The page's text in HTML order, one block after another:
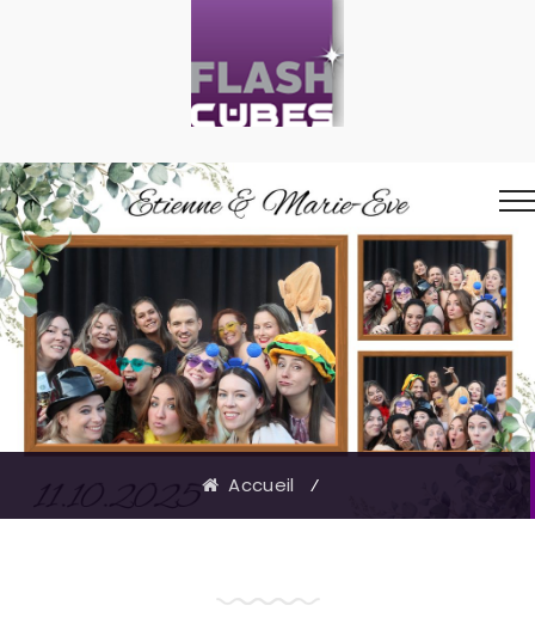
Accueil ⁄